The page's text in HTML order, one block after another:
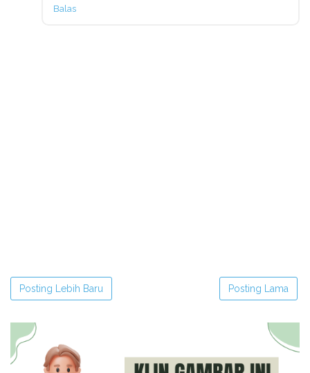
Balas
Posting Lebih Baru Posting Lama